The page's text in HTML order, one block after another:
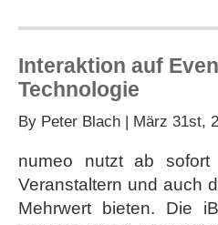
Interaktion auf
Technologie
By Peter Blach | März 31st,
numeo nutzt ab
Veranstaltern und auch
Mehrwert bieten. Die